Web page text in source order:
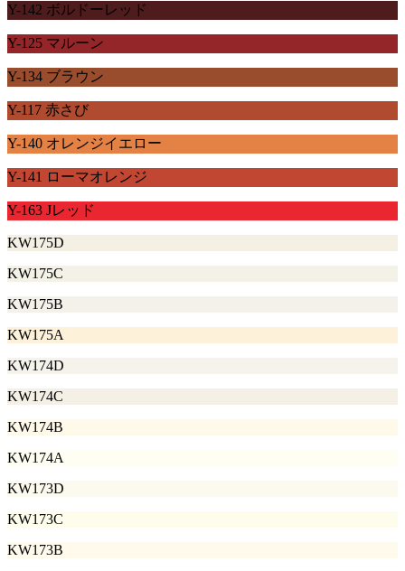
Y-142 ボルドーレッド
Y-125 マルーン
Y-134 ブラウン
Y-117 赤さび
Y-140 オレンジイエロー
Y-141 ローマオレンジ
Y-163 Jレッド
KW175D
KW175C
KW175B
KW175A
KW174D
KW174C
KW174B
KW174A
KW173D
KW173C
KW173B